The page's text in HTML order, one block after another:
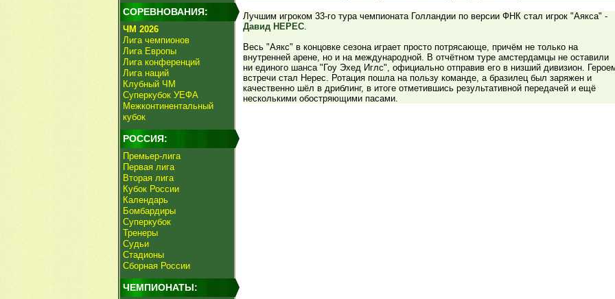
СОРЕВНОВАНИЯ:
ЧМ 2026
Лига чемпионов
Лига Европы
Лига конференций
Лига наций
Клубный ЧМ
Суперкубок УЕФА
Межконтинентальный
кубок
РОССИЯ:
Премьер-лига
Первая лига
Вторая лига
Кубок России
Календарь
Бомбардиры
Суперкубок
Тренеры
Судьи
Стадионы
Сборная России
ЧЕМПИОНАТЫ:
Лучшим игроком 33-го тура чемпионата Голландии по версии ФНК стал игрок "Аякса" -
Давид НЕРЕС.
Весь "Аякс" в концовке сезона играет просто потрясающе, причём не только на
внутренней арене, но и на международной. В отчётном туре амстердамцы не оставили
ни единого шанса "Гоу Эхед Иглс", официально отправив его в низший дивизион.
встречи стал Нерес. Ротация пошла на пользу команде, а бразилец был заряжен и
качественно шёл в дриблинг, в итоге отметившись результативной передачей и ещё
несколькими обостряющими пасами.